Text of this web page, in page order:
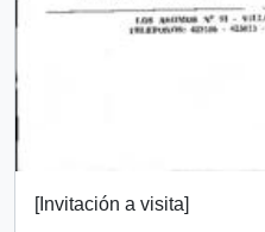
[Invitación a visita]